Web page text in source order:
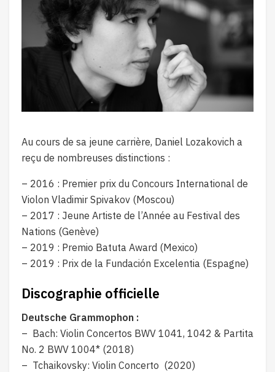
Au cours de sa jeune carrière, Daniel Lozakovich a
reçu de nombreuses distinctions :
– 2016 : Premier prix du Concours International de
Violon Vladimir Spivakov (Moscou)
– 2017 : Jeune Artiste de l’Année au Festival des
Nations (Genève)
– 2019 : Premio Batuta Award (Mexico)
– 2019 : Prix de la Fundación Excelentia (Espagne)
Discographie officielle
Deutsche Grammophon :
– Bach: Violin Concertos BWV 1041, 1042 & Partita
No. 2 BWV 1004* (2018)
– Tchaikovsky: Violin Concerto (2020)